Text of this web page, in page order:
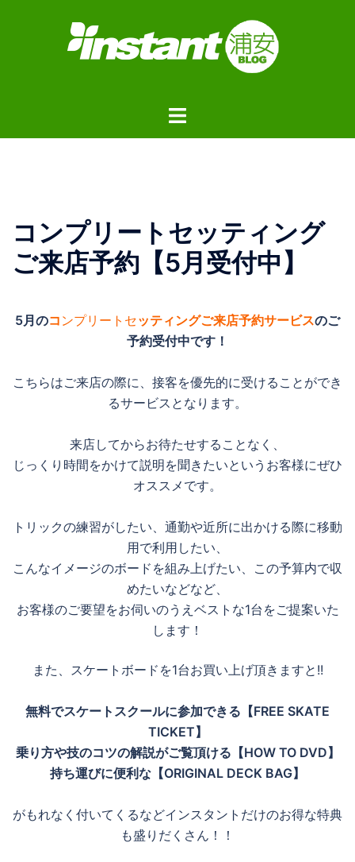
ト
ー
コンプリートセッティング
ご来店予約【5月受付中】
5月のコ ンプリートセッティングご来店予約サービスのご
予約受付中です！
こちらはご来店の際に、接客を優先的に受けることができ
るサービスとなります。
来店してからお待たせすることなく、
じっくり時間をかけて説明を聞きたいというお客様にぜひ
オススメです。
トリックの練習がしたい、通勤や近所に出かける際に移動
用で利用したい、
こんなイメージのボードを組み上げたい、この予算内で収
めたいなどなど、
お客様のご要望をお伺いのうえベストな1台をご提案いた
します！
また、スケートボードを1台お買い上げ頂きますと!!
無料でスケートスクールに参加できる【FREE SKATE
TICKET】
乗り方や技のコツの解説がご覧頂ける【HOW TO DVD】
持ち運びに便利な【ORIGINAL DECK BAG】
がもれなく付いてくるなどインスタントだけのお得な特典
も盛りだくさん！！